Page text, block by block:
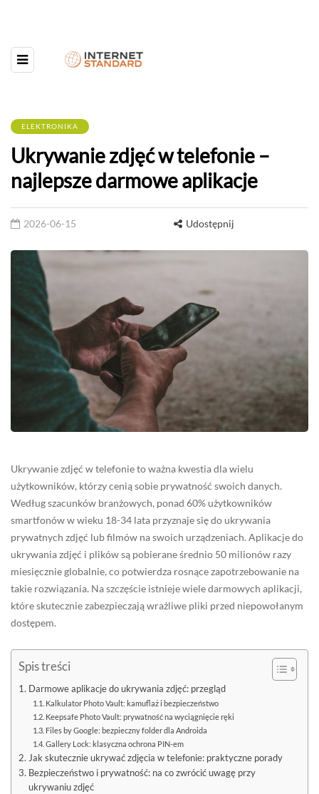
ELEKTRONIKA
Ukrywanie zdjęć w telefonie –
najlepsze darmowe aplikacje
2026-06-15 Udostępnij
Ukrywanie zdjęć w telefonie to ważna kwestia dla wielu
użytkowników, którzy cenią sobie prywatność swoich danych.
Według szacunków branżowych, ponad 60% użytkowników
smartfonów w wieku 18-34 lata przyznaje się do ukrywania
prywatnych zdjęć lub filmów na swoich urządzeniach. Aplikacje do
ukrywania zdjęć i plików są pobierane średnio 50 milionów razy
miesięcznie globalnie, co potwierdza rosnące zapotrzebowanie na
takie rozwiązania. Na szczęście istnieje wiele darmowych aplikacji,
które skutecznie zabezpieczają wrażliwe pliki przed niepowołanym
dostępem.
Spis treści
Darmowe aplikacje do ukrywania zdjęć: przegląd
Kalkulator Photo Vault: kamuflaż i bezpieczeństwo
Keepsafe Photo Vault: prywatność na wyciągnięcie ręki
Files by Google: bezpieczny folder dla Androida
Gallery Lock: klasyczna ochrona PIN-em
Jak skutecznie ukrywać zdjęcia w telefonie: praktyczne porady
Bezpieczeństwo i prywatność: na co zwrócić uwagę przy
ukrywaniu zdjęć